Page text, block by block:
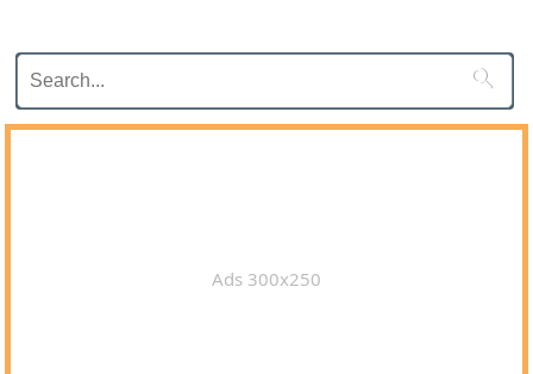

Ads 300x250